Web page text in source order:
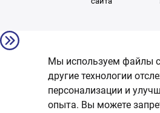
Мы используем файлы
другие технологии
персонализации и
опыта. Вы можете